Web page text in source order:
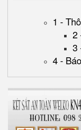
1 -
2
3
4 -